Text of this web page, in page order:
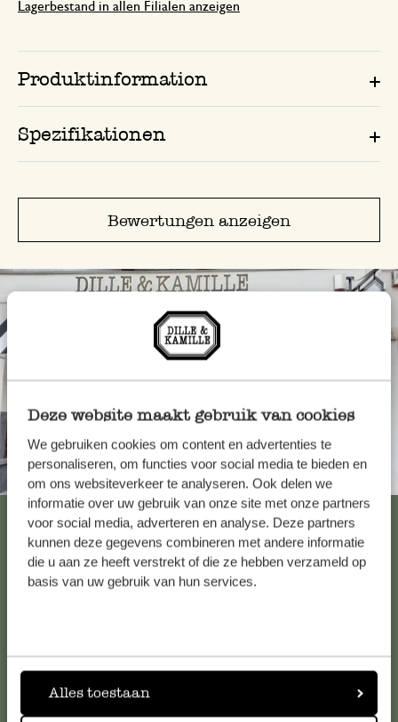
Deze website maakt gebruik van cookies
We gebruiken cookies om content en advertenties te
personaliseren, om functies voor social media te bieden en
om ons websiteverkeer te analyseren. Ook delen we
informatie over uw gebruik van onze site met onze partners
voor social media, adverteren en analyse. Deze partners
kunnen deze gegevens combineren met andere informatie
die u aan ze heeft verstrekt of die ze hebben verzameld op
basis van uw gebruik van hun services.
Alles toestaan
Lagerbestand in allen Filialen anzeigen
Produktinformation
Spezifikationen
Bewertungen anzeigen
Immer in der Nähe
Alle 62 Geschäfte anzeigen
Kundenservice/Hilfe
Sie sich bitte an unseren Kundenservice. Oder lesen Sie hier